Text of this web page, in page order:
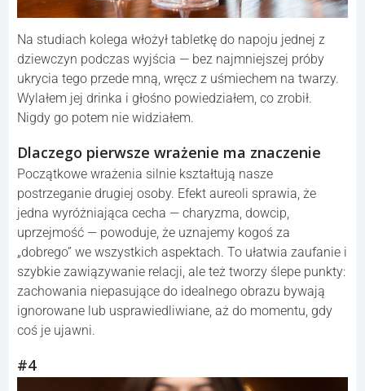
Na studiach kolega włożył tabletkę do napoju jednej z
dziewczyn podczas wyjścia — bez najmniejszej próby
ukrycia tego przede mną, wręcz z uśmiechem na twarzy.
Wylałem jej drinka i głośno powiedziałem, co zrobił.
Nigdy go potem nie widziałem.
Dlaczego pierwsze wrażenie ma znaczenie
Początkowe wrażenia silnie kształtują nasze
postrzeganie drugiej osoby. Efekt aureoli sprawia, że
jedna wyróżniająca cecha — charyzma, dowcip,
uprzejmość — powoduje, że uznajemy kogoś za
„dobrego” we wszystkich aspektach. To ułatwia zaufanie i
szybkie zawiązywanie relacji, ale też tworzy ślepe punkty:
zachowania niepasujące do idealnego obrazu bywają
ignorowane lub usprawiedliwiane, aż do momentu, gdy
coś je ujawni.
#4